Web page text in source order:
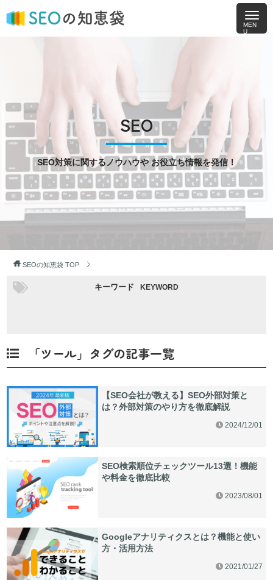
SEO
SEO対策に関するノウハウやお役立ち情報を発信！
SEOの知恵袋 TOP
キーワード KEYWORD
「ツール」タグの記事一覧
【SEO会社が教える】SEO外部対策と
は？外部対策のやり方を徹底解説
2024/12/01
SEO検索順位チェックツール13選！機能
や料金を徹底比較
2023/08/01
Googleアナリティクスとは？機能と使い
方・活用方法
2021/01/27